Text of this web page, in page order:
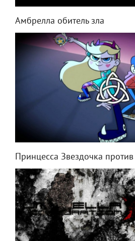
Амбрелла обитель зла
Принцесса Звездочка против